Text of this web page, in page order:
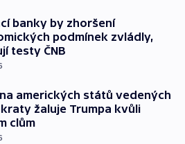
banky by zhoršení
podmínek zvládly,
testy ČNB
amerických států vedených
žaluje Trumpa kvůli
clům